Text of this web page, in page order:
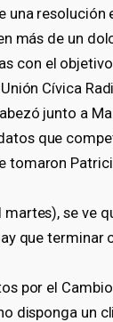
una resolución
más de un
con el
Cívica
junto a
que
se ve
que terminar
por el
disponga un